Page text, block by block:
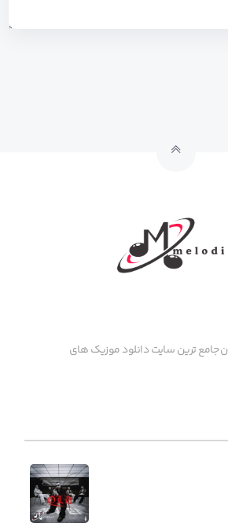
جامع ترین سایت دانلود موزیک های